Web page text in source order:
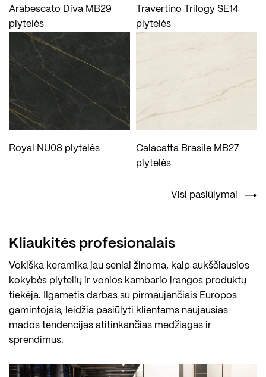
Arabescato Diva MB29
plytelės
Travertino Trilogy SE14
plytelės
Royal NU08 plytelės
Calacatta Brasile MB27
plytelės
Visi pasiūlymai
Kliaukitės profesionalais
Vokiška keramika jau seniai žinoma, kaip aukščiausios
kokybės plytelių ir vonios kambario įrangos produktų
tiekėja. Ilgametis darbas su pirmaujančiais Europos
gamintojais, leidžia pasiūlyti klientams naujausias
mados tendencijas atitinkančias medžiagas ir
sprendimus.